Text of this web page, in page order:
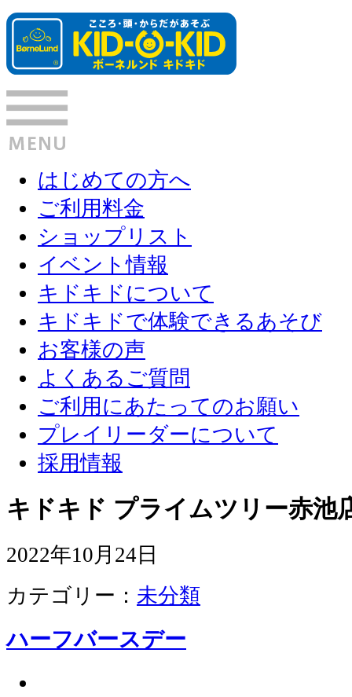
はじめての方へ
ご利用料金
ショップリスト
イベント情報
キドキドについて
キドキドで体験できるあそび
お客様の声
よくあるご質問
ご利用にあたってのお願い
プレイリーダーについて
採用情報
キドキド プライムツリー赤池
2022年10月24日
カテゴリー： 未分類
ハーフバースデー